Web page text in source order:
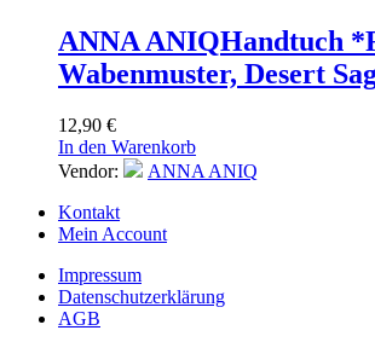
ANNA ANIQHandtuch
Wabenmuster, Desert
12,90 €
In den Warenkorb
Vendor:
ANNA ANIQ
Kontakt
Mein Account
Impressum
Datenschutzerklärung
AGB